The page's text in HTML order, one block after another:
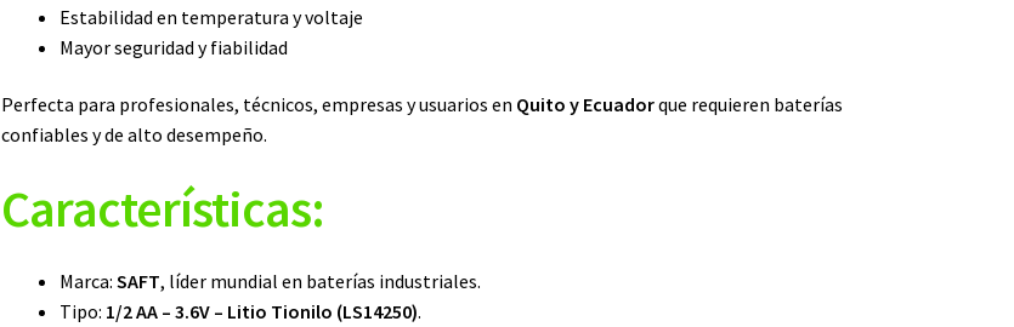
Estabilidad en temperatura y voltaje
Mayor seguridad y fiabilidad
Perfecta para profesionales, técnicos, empresas y usuarios en Quito y Ecuadorque requieren baterías
confiables y de alto desempeño.
Características:
Marca:SAFT, líder mundial en baterías industriales.
Tipo: 1/2 AA – 3.6V – Litio Tionilo (LS14250).